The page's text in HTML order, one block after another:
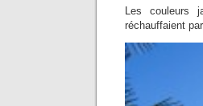
Les couleurs
réchauffaient